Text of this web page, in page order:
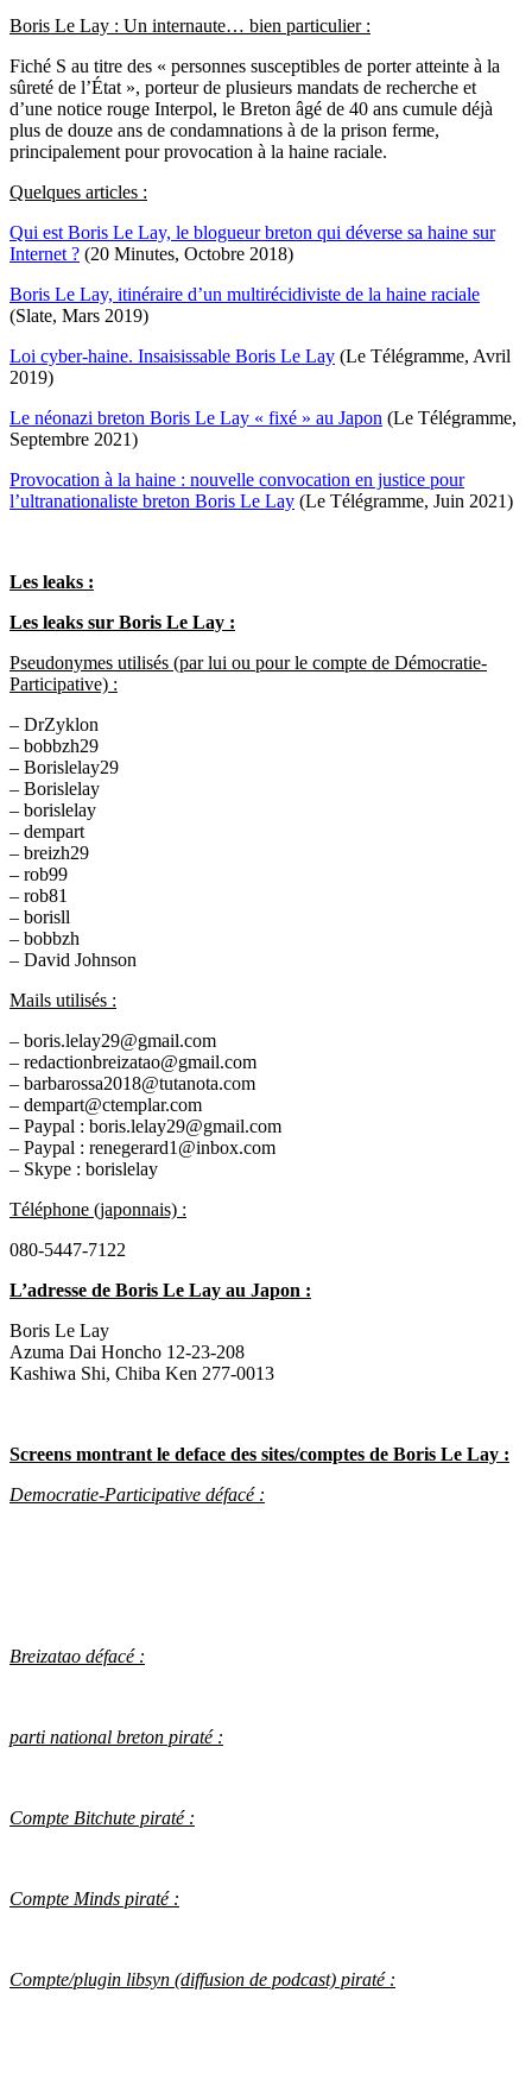
Boris Le Lay : Un internaute… bien particulier :
Fiché S au titre des « personnes susceptibles de porter atteinte à la
sûreté de l’État », porteur de plusieurs mandats de recherche et
d’une notice rouge Interpol, le Breton âgé de 40 ans cumule déjà
plus de douze ans de condamnations à de la prison ferme,
principalement pour provocation à la haine raciale.
Quelques articles :
Qui est Boris Le Lay, le blogueur breton qui déverse sa haine sur
Internet ? (20 Minutes, Octobre 2018)
Boris Le Lay, itinéraire d’un multirécidiviste de la haine raciale
(Slate, Mars 2019)
Loi cyber-haine. Insaisissable Boris Le Lay (Le Télégramme, Avril
2019)
Le néonazi breton Boris Le Lay « fixé » au Japon (Le Télégramme,
Septembre 2021)
Provocation à la haine : nouvelle convocation en justice pour
l’ultranationaliste breton Boris Le Lay (Le Télégramme, Juin 2021)
Les leaks :
Les leaks sur Boris Le Lay :
Pseudonymes utilisés (par lui ou pour le compte de Démocratie-
Participative) :
– DrZyklon
– bobbzh29
– Borislelay29
– Borislelay
– borislelay
– dempart
– breizh29
– rob99
– rob81
– borisll
– bobbzh
– David Johnson
Mails utilisés :
– boris.lelay29@gmail.com
– redactionbreizatao@gmail.com
– barbarossa2018@tutanota.com
– dempart@ctemplar.com
– Paypal : boris.lelay29@gmail.com
– Paypal : renegerard1@inbox.com
– Skype : borislelay
Téléphone (japonnais) :
080-5447-7122
L’adresse de Boris Le Lay au Japon :
Boris Le Lay
Azuma Dai Honcho 12-23-208
Kashiwa Shi, Chiba Ken 277-0013
Screens montrant le deface des sites/comptes de Boris Le Lay :
Democratie-Participative défacé :
Breizatao défacé :
parti national breton piraté :
Compte Bitchute piraté :
Compte Minds piraté :
Compte/plugin libsyn (diffusion de podcast) piraté :